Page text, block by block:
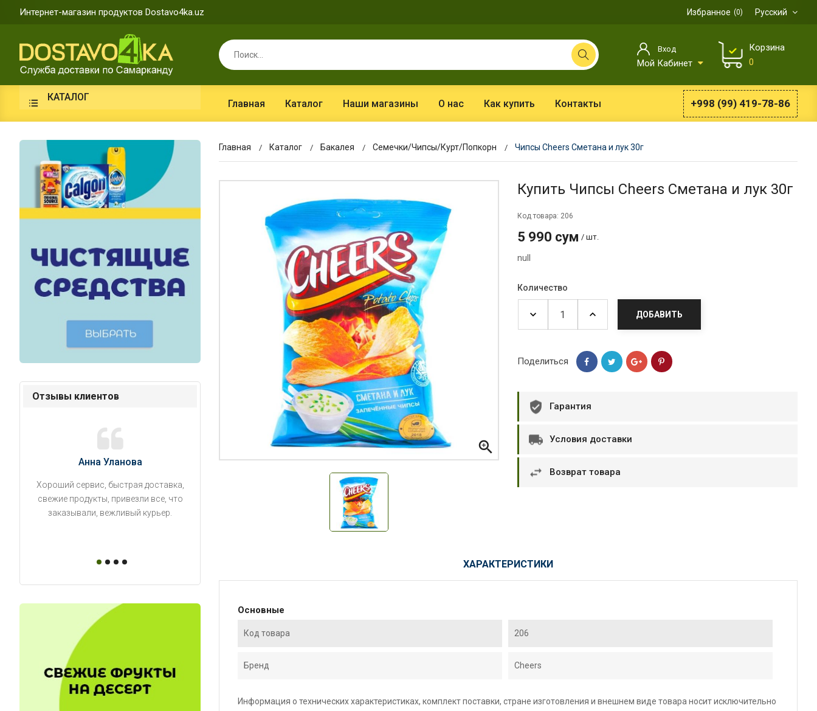
Интернет-магазин продуктов Dostavo4ka.uz Русский
Избранное 0
Вход
Мой Кабинет
Корзина
0
КАТАЛОГ
Главная Каталог Наши магазины О нас Как купить Контакты +998 (99) 419-78-86
Отзывы клиентов
Анна Уланова
Хороший сервис, быстрая доставка,
свежие продукты, привезли все, что
заказывали, вежливый курьер.
Александр П. Ольга Кузяева
Лежу в больнице, сделала заказ, все
привезли раньше назначенного
времени. Курьер Анвар, спасибо ему!
Главная Каталог Бакалея Семечки/Чипсы/Курт/Попкорн Чипсы Cheers Сметана и лук 30г

Купить Чипсы Cheers Сметана и лук 30г
Код товара: 206
5 990 сум / шт.
null
Количество
ДОБАВИТЬ
Поделиться
Гарантия
Условия доставки
Возврат товара
ХАРАКТЕРИСТИКИ
Основные
Код товара 206
Бренд Cheers
Информация о технических характеристиках, комплект поставки, стране изготовления и внешнем виде товара носит исключительно